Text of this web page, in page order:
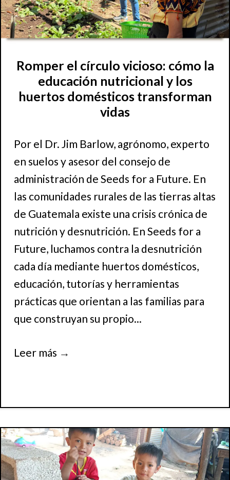
Romper el círculo vicioso: cómo la
educación nutricional y los
huertos domésticos transforman
vidas
Por el Dr. Jim Barlow, agrónomo, experto
en suelos y asesor del consejo de
administración de Seeds for a Future. En
las comunidades rurales de las tierras altas
de Guatemala existe una crisis crónica de
nutrición y desnutrición. En Seeds for a
Future, luchamos contra la desnutrición
cada día mediante huertos domésticos,
educación, tutorías y herramientas
prácticas que orientan a las familias para
que construyan su propio...
Leer más →